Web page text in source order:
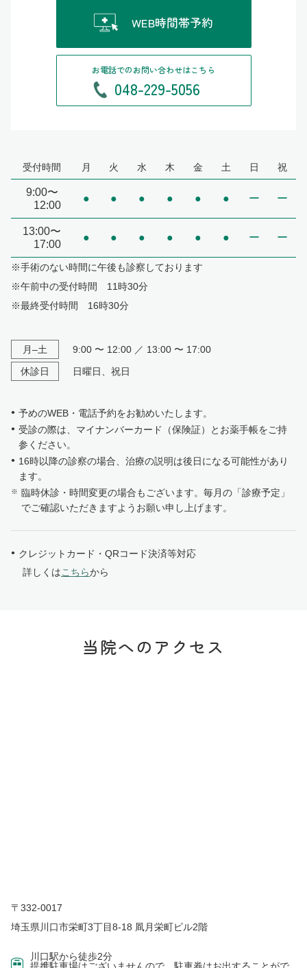
WEB時間帯予約
お電話でのお問い合わせはこちら
048-229-5056
受付時間 月 火 水 木 金 土 日 祝
9:00〜
12:00
● ● ● ● ● ● ー ー
13:00〜
17:00
● ● ● ● ● ● ー ー
※手術のない時間に午後も診察しております
※午前中の受付時間 11時30分
※最終受付時間 16時30分
月–土
9:00 〜 12:00 ／ 13:00 〜 17:00
休診日
日曜日、祝日
予めのWEB・電話予約をお勧めいたします。
受診の際は、マイナンバーカード（保険証）とお薬手帳をご持
参ください。
16時以降の診察の場合、治療の説明は後日になる可能性があり
ます。
臨時休診・時間変更の場合もございます。毎月の「診療予定」
でご確認いただきますようお願い申し上げます。
クレジットカード・QRコード決済等対応
詳しくはこちらから
当院へのアクセス
〒332-0017
埼玉県川口市栄町3丁目8-18 凮月栄町ビル2階
川口駅から徒歩2分
提携駐車場はございませんので、駐車券はお出することがで